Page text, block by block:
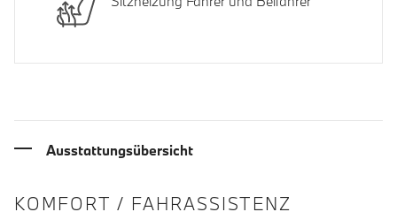
Ausstattungsübersicht
INFORMATIONEN ÜBER DIE
KOMFORT / FAHRASSISTENZ